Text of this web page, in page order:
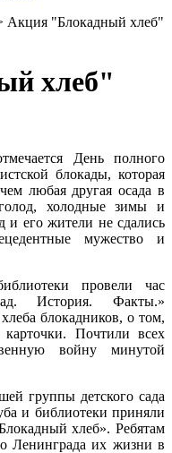
Акция "Блокадный хлеб"
хлеб"
День полного
блокады, которая
любая другая осада в
холодные зимы и
и его жители не сдались
мужество и
провели час
История. Факты.»
блокадников, о том,
Почтили всех
войну минутой
группы детского сада
и библиотеки приняли
хлеб». Ребятам
Ленинграда их жизни в